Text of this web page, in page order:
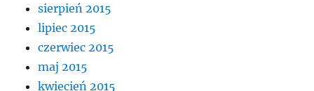
sierpień 2015
lipiec 2015
czerwiec 2015
maj 2015
kwiecień 2015